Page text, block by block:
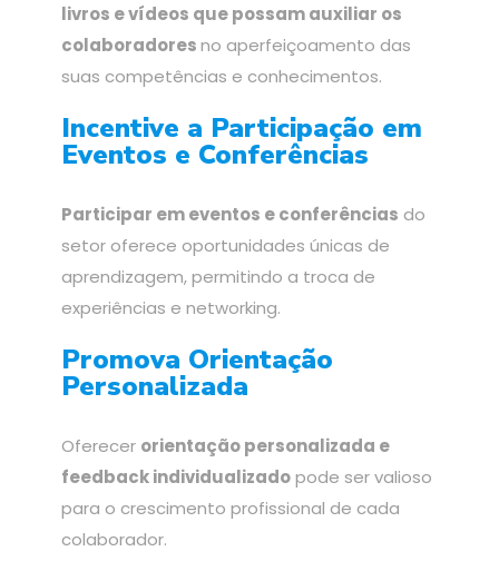
livros e vídeos que possam auxiliar os
colaboradoresno aperfeiçoamento das
suas competências e conhecimentos.
Incentive a Participação em
Eventos e Conferências
Participar em eventos e conferências do
setor oferece oportunidades únicas de
aprendizagem, permitindo a troca de
experiências e networking.
Promova Orientação
Personalizada
Oferecer orientação personalizada e
feedback individualizadopode ser valioso
para o crescimento profissional de cada
colaborador.